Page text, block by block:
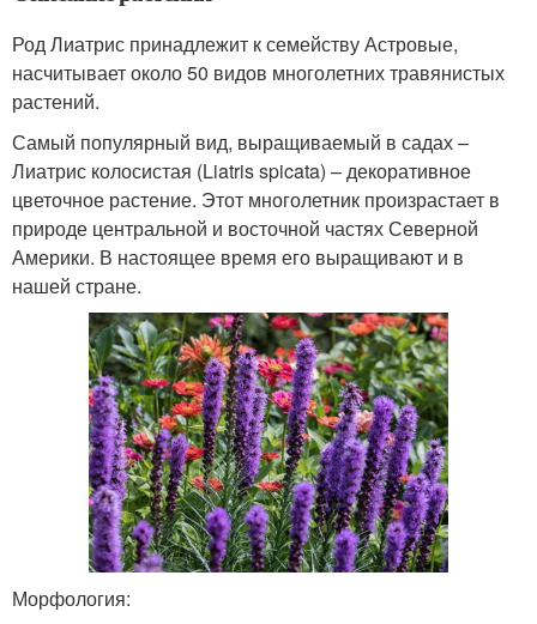
Род Лиатрис принадлежит к семейству Астровые,
насчитывает около 50 видов многолетних травянистых
растений.
Самый популярный вид, выращиваемый в садах –
Лиатрис колосистая (Liatris spicata) – декоративное
цветочное растение. Этот многолетник произрастает в
природе центральной и восточной частях Северной
Америки. В настоящее время его выращивают и в
нашей стране.
Морфология: